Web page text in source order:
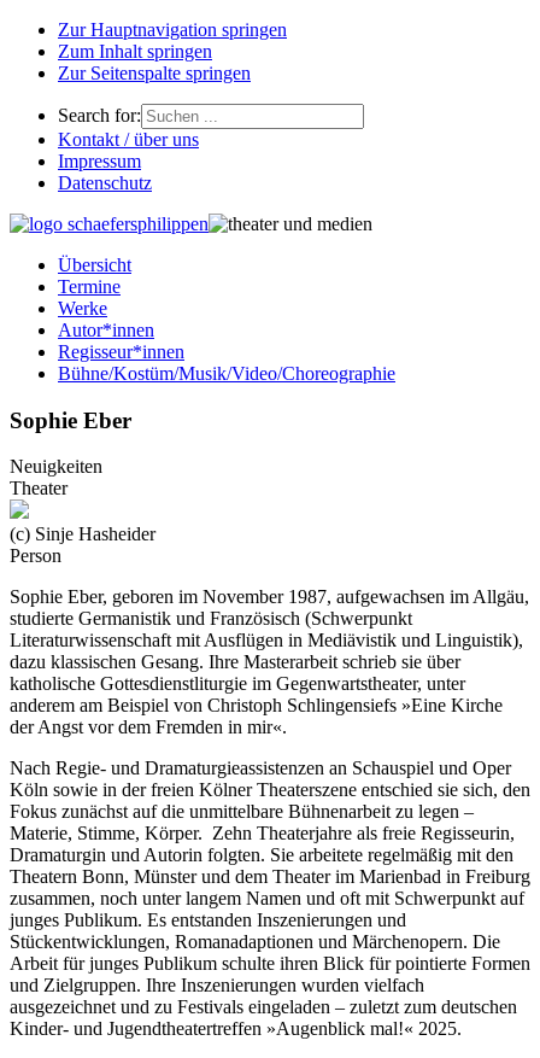
Zur Hauptnavigation springen
Zum Inhalt springen
Zur Seitenspalte springen
Search for:
Kontakt / über uns
Impressum
Datenschutz
Übersicht
Termine
Werke
Autor*innen
Regisseur*innen
Bühne/Kostüm/Musik/Video/Choreographie
Sophie Eber
Neuigkeiten
Theater
(c) Sinje Hasheider
Person
Sophie Eber, geboren im November 1987, aufgewachsen im Allgäu,
studierte Germanistik und Französisch (Schwerpunkt
Literaturwissenschaft mit Ausflügen in Mediävistik und Linguistik),
dazu klassischen Gesang. Ihre Masterarbeit schrieb sie über
katholische Gottesdienstliturgie im Gegenwartstheater, unter
anderem am Beispiel von Christoph Schlingensiefs »Eine Kirche
der Angst vor dem Fremden in mir«.
Nach Regie- und Dramaturgieassistenzen an Schauspiel und Oper
Köln sowie in der freien Kölner Theaterszene entschied sie sich, den
Fokus zunächst auf die unmittelbare Bühnenarbeit zu legen –
Materie, Stimme, Körper. Zehn Theaterjahre als freie Regisseurin,
Dramaturgin und Autorin folgten. Sie arbeitete regelmäßig mit den
Theatern Bonn, Münster und dem Theater im Marienbad in Freiburg
zusammen, noch unter langem Namen und oft mit Schwerpunkt auf
junges Publikum. Es entstanden Inszenierungen und
Stückentwicklungen, Romanadaptionen und Märchenopern. Die
Arbeit für junges Publikum schulte ihren Blick für pointierte Formen
und Zielgruppen. Ihre Inszenierungen wurden vielfach
ausgezeichnet und zu Festivals eingeladen – zuletzt zum deutschen
Kinder- und Jugendtheatertreffen »Augenblick mal!« 2025.